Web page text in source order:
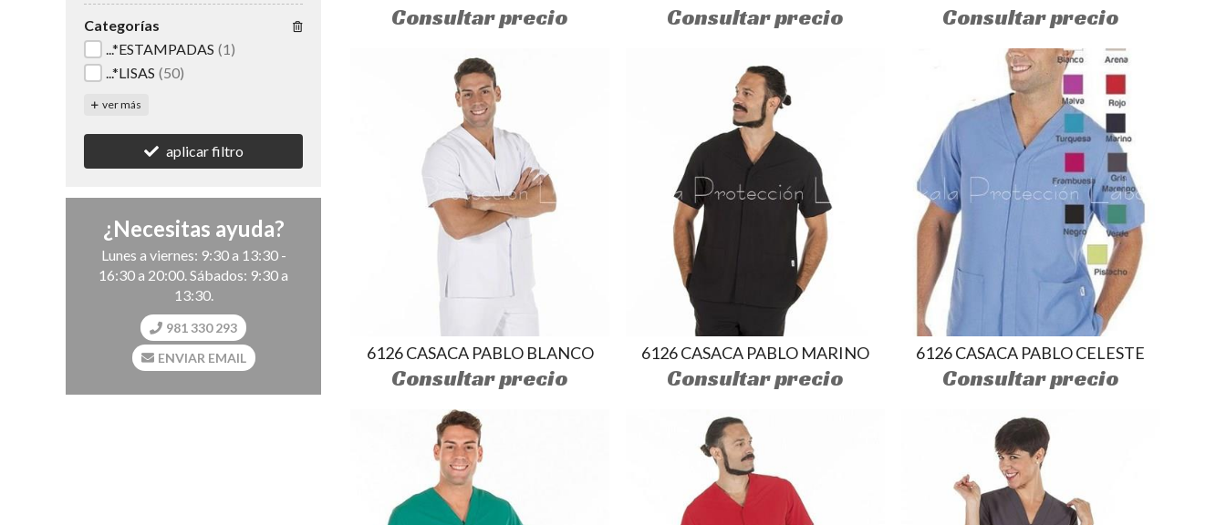
Consultar precio Consultar precio Consultar precio
6126 CASACA PABLO BLANCO
Consultar precio
6126 CASACA PABLO MARINO
Consultar precio
6126 CASACA PABLO CELESTE
Consultar precio
Categorías
...*ESTAMPADAS (1)
...*LISAS (50)
ver más
aplicar filtro
¿Necesitas ayuda?
Lunes a viernes: 9:30 a 13:30 -
16:30 a 20:00. Sábados: 9:30 a
13:30.
981 330 293
ENVIAR EMAIL